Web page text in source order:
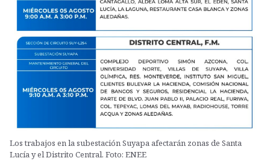
Los trabajos en la subestación Suyapa afectarán zonas de Santa
Lucía y el Distrito Central. Foto: ENEE